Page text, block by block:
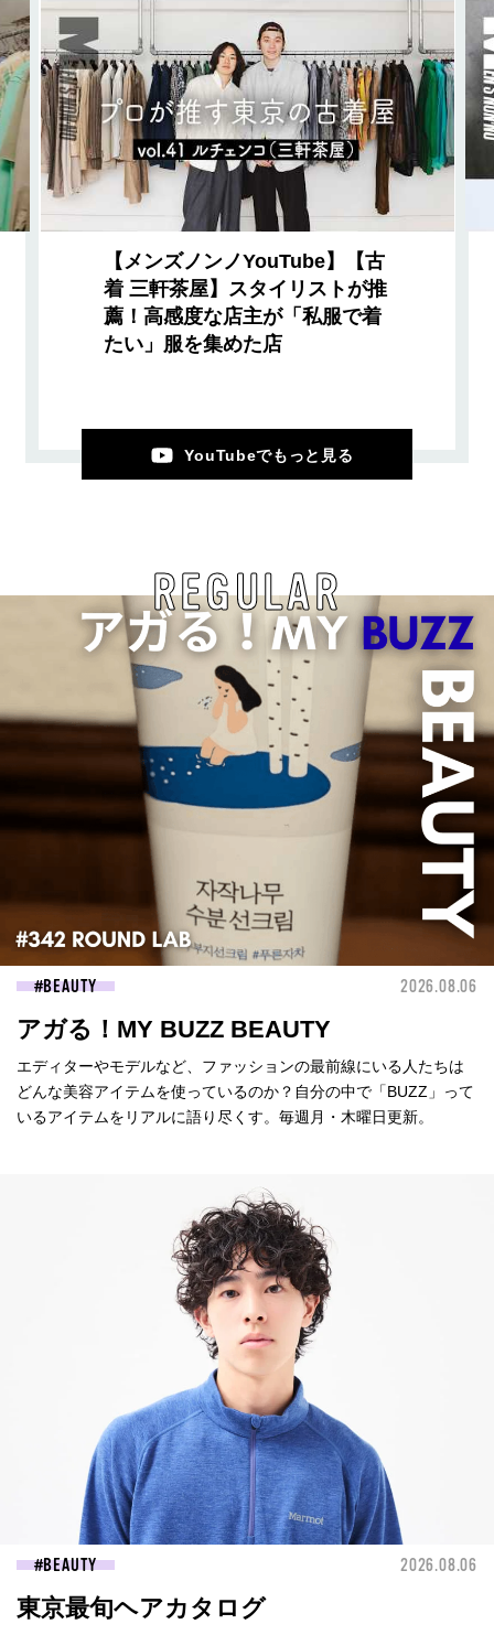
【メンズノンノYouTube】【古
着 三軒茶屋】スタイリストが推
薦！高感度な店主が「私服で着
たい」服を集めた店
YouTubeでもっと見る
REGULAR
BEAUTY 2026.08.06
アガる！MY BUZZ BEAUTY
エディターやモデルなど、ファッションの最前線にいる人たちは
どんな美容アイテムを使っているのか？自分の中で「BUZZ」って
いるアイテムをリアルに語り尽くす。毎週月・木曜日更新。
BEAUTY 2026.08.06
東京最旬ヘアカタログ